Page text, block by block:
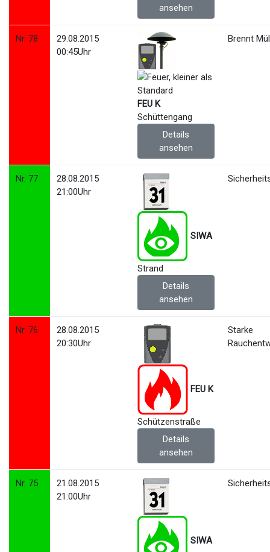
ansehen
Nr. 78
29.08.2015
00:45Uhr
FEU K
Schüttengang
Details
ansehen
Brennt
Nr. 77
28.08.2015
21:00Uhr
SIWA
Strand
Details
ansehen
Nr. 76
28.08.2015
20:30Uhr
FEU K
Schützenstraße
Details
ansehen
Starke
Nr. 75
21.08.2015
21:00Uhr
SIWA